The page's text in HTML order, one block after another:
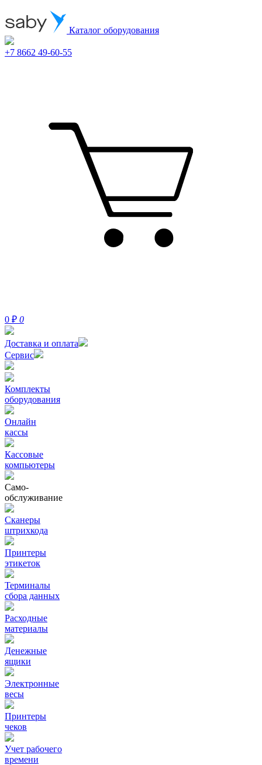
Каталог оборудования
+7 8662 49-60-55
0 ₽ 0
Доставка и оплата
Сервис
Комплекты
оборудования
Онлайн
кассы
Кассовые
компьютеры
Само-
обслуживание
Сканеры
штрихкода
Принтеры
этикеток
Терминалы
сбора данных
Расходные
материалы
Денежные
ящики
Электронные
весы
Принтеры
чеков
Учет рабочего
времени